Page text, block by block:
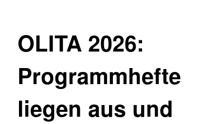
OLITA 2026:
Programmhefte
liegen aus und